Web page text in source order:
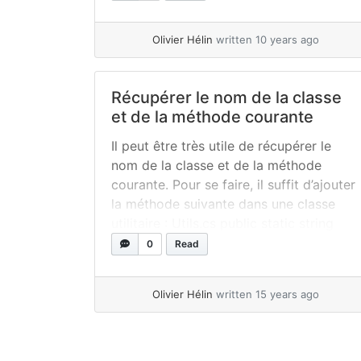
project. 1. Add required files then set
parameters... »read more
Olivier Hélin written 10 years ago
Récupérer le nom de la classe
et de la méthode courante
Il peut être très utile de récupérer le
nom de la classe et de la méthode
courante. Pour se faire, il suffit d’ajouter
la méthode suivante dans une classe
GetCurrentMethodName() { StackTrace
StackFrame stackFrame =
stackTrace.GetFrame(1); return
0 Read
Olivier Hélin written 15 years ago